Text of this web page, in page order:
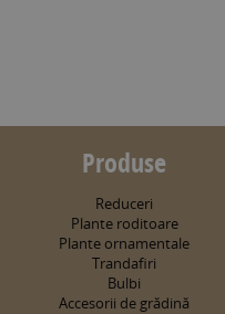
Produse
Reduceri
Plante roditoare
Plante ornamentale
Trandafiri
Bulbi
Accesorii de grădină